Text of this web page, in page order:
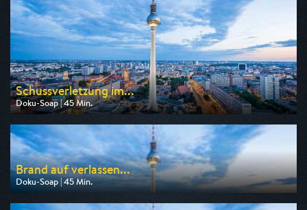
Schussverletzung im...
Doku-Soap | 45 Min.
Ausgestrahlt von WDR
am 06.08.2026, 16:15
Brand auf verlassen...
Doku-Soap | 45 Min.
Ausgestrahlt von WDR
am 07.08.2026, 16:15